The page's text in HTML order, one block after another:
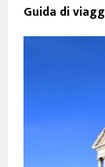
Guida di